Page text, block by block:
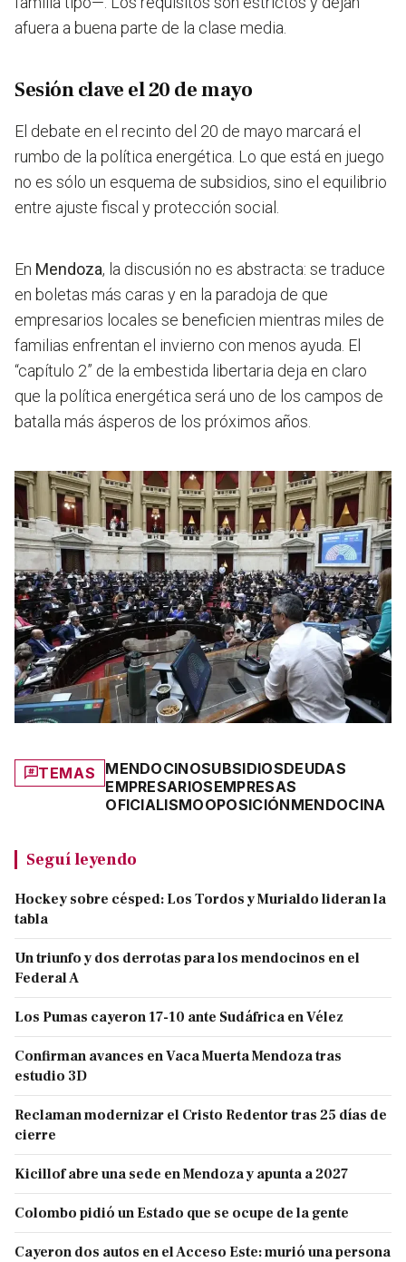
afuera a buena parte de la clase media.
Sesión clave el 20 de mayo
El debate en el recinto del 20 de mayo marcará el
rumbo de la política energética. Lo que está en juego
no es sólo un esquema de subsidios, sino el equilibrio
entre ajuste fiscal y protección social.
En Mendoza, la discusión no es abstracta: se traduce
en boletas más caras y en la paradoja de que
empresarios locales se beneficien mientras miles de
familias enfrentan el invierno con menos ayuda. El
“capítulo 2” de la embestida libertaria deja en claro
que la política energética será uno de los campos de
batalla más ásperos de los próximos años.
TEMAS MENDOCINOSUBSIDIOSDEUDAS
EMPRESARIOSEMPRESAS
OFICIALISMOOPOSICIÓNMENDOCINA
Seguí leyendo
Hockey sobre césped: Los Tordos y Murialdo lideran la
tabla
Un triunfo y dos derrotas para los mendocinos en el
Federal A
Los Pumas cayeron 17-10 ante Sudáfrica en Vélez
Confirman avances en Vaca Muerta Mendoza tras
estudio 3D
Reclaman modernizar el Cristo Redentor tras 25 días de
cierre
Kicillof abre una sede en Mendoza y apunta a 2027
Colombo pidió un Estado que se ocupe de la gente
Cayeron dos autos en el Acceso Este: murió una persona